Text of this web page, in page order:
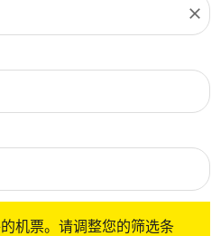
close
机票。请调整您的筛选条